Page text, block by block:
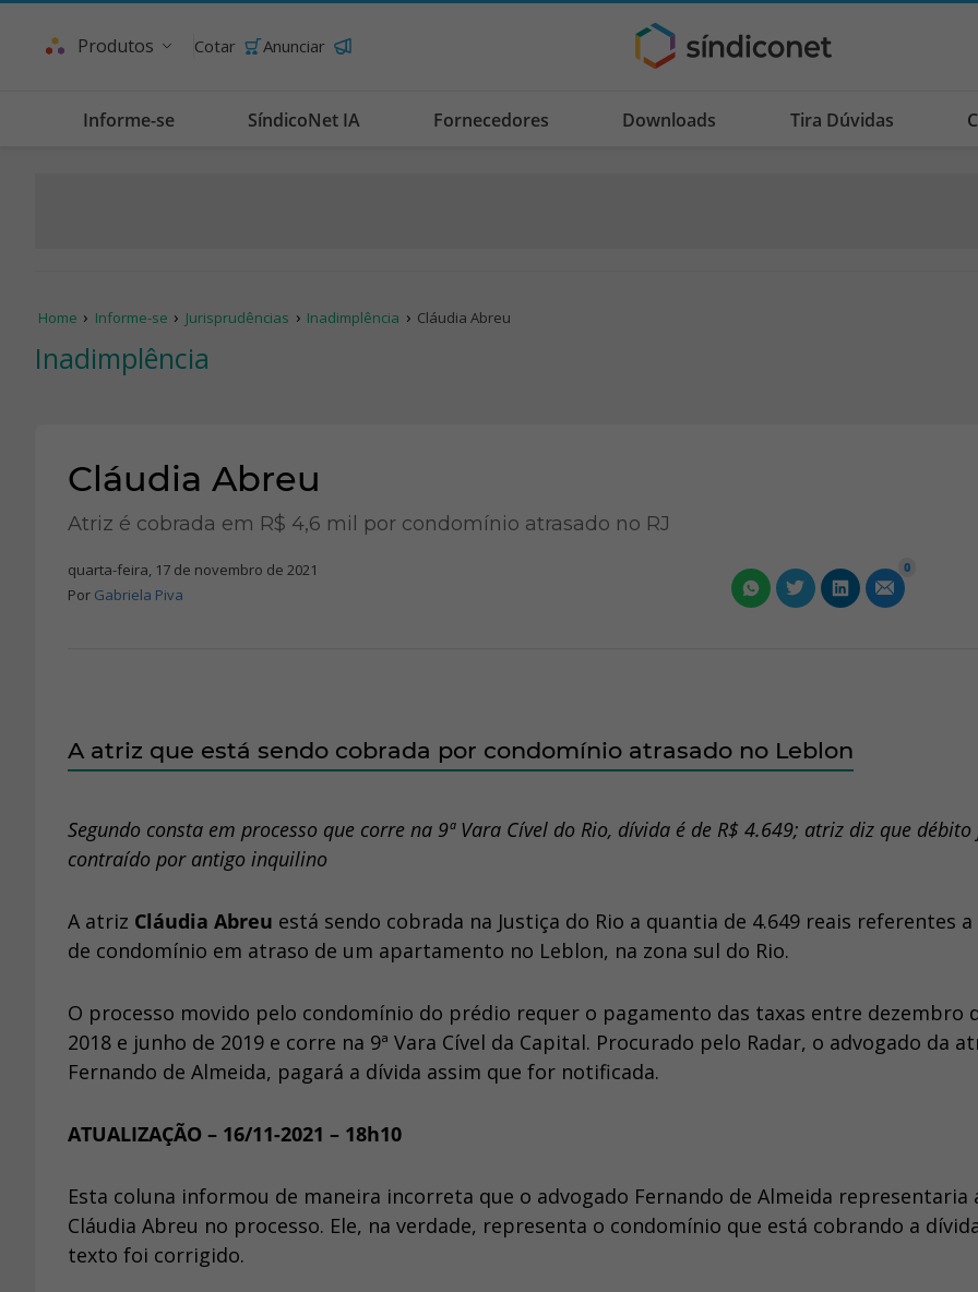
Produtos Cotar Anunciar
Informe-se SíndicoNet IA Fornecedores Downloads Tira Dúvidas
Home Informe-se Jurisprudências Inadimplência Cláudia Abreu
Inadimplência
Cláudia Abreu
Atriz é cobrada em R$ 4,6 mil por condomínio atrasado no RJ
quarta-feira, 17 de novembro de 2021
Por Gabriela Piva
0
A atriz que está sendo cobrada por condomínio atrasado no Leblon
Segundo consta em processo que corre na 9ª Vara Cível do Rio, dívida é de R$ 4.649; atriz diz que
contraído por antigo inquilino
A atriz Cláudia Abreu está sendo cobrada na Justiça do Rio a quantia de 4.649 reais referentes
de condomínio em atraso de um apartamento no Leblon, na zona sul do Rio.
O processo movido pelo condomínio do prédio requer o pagamento das taxas entre dezembro
2018 e junho de 2019 e corre na 9ª Vara Cível da Capital. Procurado pelo Radar, o advogado da
Fernando de Almeida, pagará a dívida assim que for notificada.
ATUALIZAÇÃO – 16/11-2021 – 18h10
Esta coluna informou de maneira incorreta que o advogado Fernando de Almeida representaria
Cláudia Abreu no processo. Ele, na verdade, representa o condomínio que está cobrando a
texto foi corrigido.